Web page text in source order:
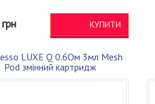
КУПИТИ
LUXE Q 0.6Ом 3мл Mesh
Pod змінний картридж